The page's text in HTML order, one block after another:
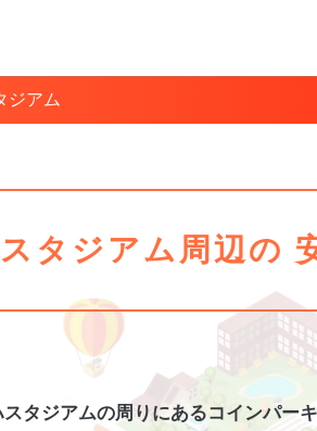
ジアム
タジアム周辺の
スタジアムの周りにあるコインパー